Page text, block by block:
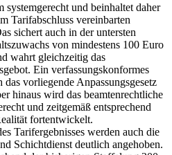
und beinhaltet daher
Tarifabschluss vereinbarten
sichert auch in der untersten
von mindestens 100 Euro
wahrt gleichzeitig das
Ein verfassungskonformes
vorliegende Anpassungsgesetz
hinaus wird das beamtenrechtliche
und zeitgemäß entsprechend
fortentwickelt.
Tarifergebnisses werden auch die
Schichtdienst deutlich angehoben.